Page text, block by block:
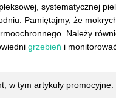
systematycznej
Pamiętajmy, że
Należy
grzebień i
w tym artykuły